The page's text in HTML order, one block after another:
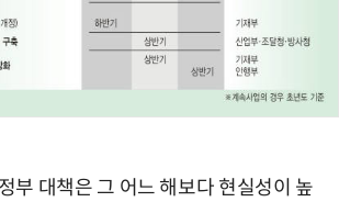
부 대책은 그 어느 해보다 현실성이 높